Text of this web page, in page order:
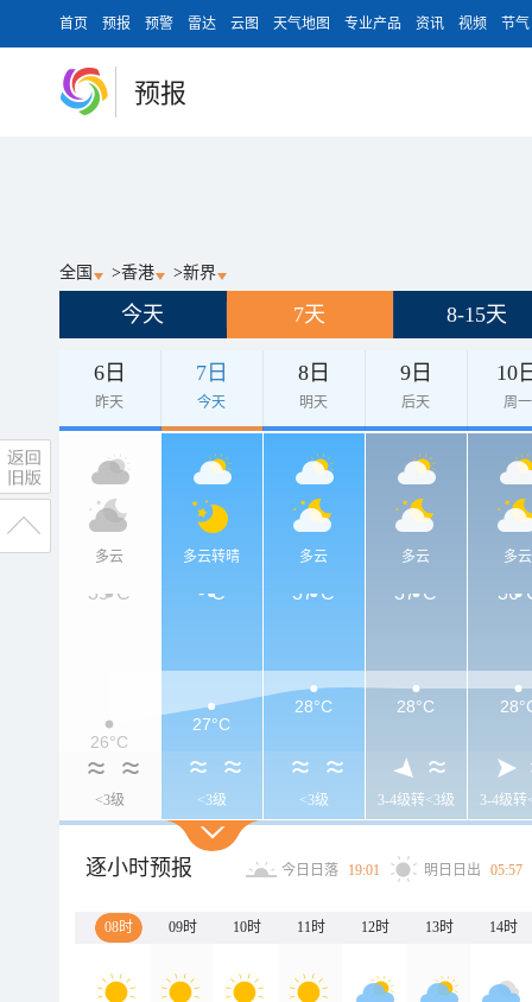
首页 预报 预警 雷达 云图 天气地图 专业产品 资讯 视频 节气
预报
全国 >香港 >新界
今天 7天 8-15天
6日
昨天
7日
今天
8日
明天
9日
后天
10
周一
多云
<3级
多云转晴
<3级
多云
<3级
多云
3-4级转<3级
多云
3-4级转
35°C -°C 37°C 37°C
26°C
27°C
28°C 28°C
逐小时预报 今日日落 19:01 明日日出 05:57
08时 09时 10时 11时 12时 13时 14时